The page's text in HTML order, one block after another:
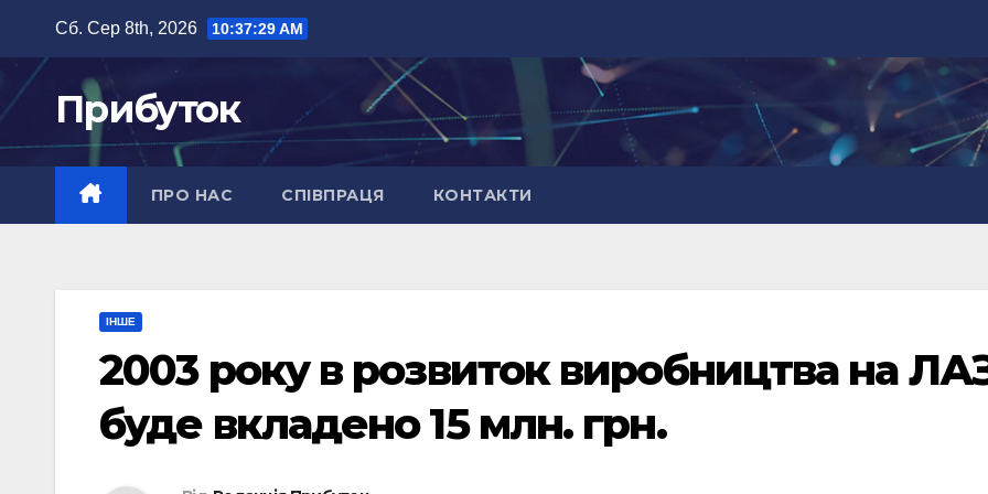
вмісту
Сб. Сер 8th, 2026 10:37:30 AM
Прибуток
ПРО НАС СПІВПРАЦЯ КОНТАКТИ
ІНШЕ
2003 року в розвиток виробництва на
буде вкладено 15 млн. грн.